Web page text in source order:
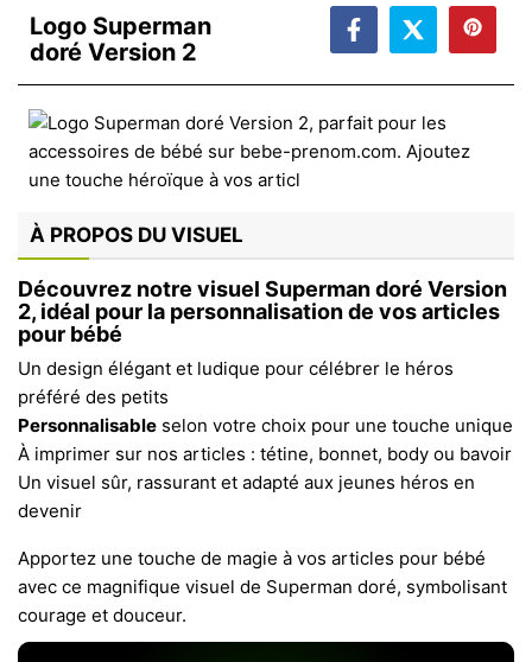
Logo Superman
doré Version 2
À PROPOS DU VISUEL
Découvrez notre visuel Superman doré Version
2, idéal pour la personnalisation de vos articles
pour bébé
Un design élégant et ludique pour célébrer le héros
préféré des petits
Personnalisable selon votre choix pour une touche unique
À imprimer sur nos articles : tétine, bonnet, body ou bavoir
Un visuel sûr, rassurant et adapté aux jeunes héros en
devenir
Apportez une touche de magie à vos articles pour bébé
avec ce magnifique visuel de Superman doré, symbolisant
courage et douceur.